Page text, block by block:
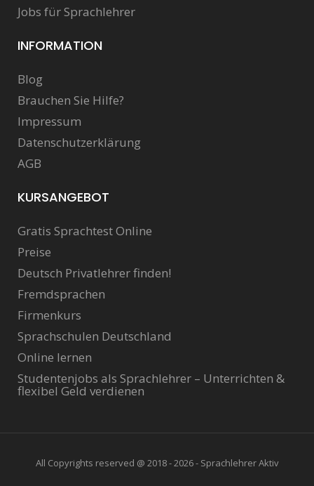
Jobs für Sprachlehrer
INFORMATION
Blog
Brauchen Sie Hilfe?
Impressum
Datenschutzerklärung
AGB
KURSANGEBOT
Gratis Sprachtest Online
Preise
Deutsch Privatlehrer finden!
Fremdsprachen
Firmenkurs
Sprachschulen Deutschland
Online lernen
Studentenjobs als Sprachlehrer – Unterrichten &
flexibel Geld verdienen
All Copyrights reserved @ 2018 - 2026 - Sprachlehrer Aktiv